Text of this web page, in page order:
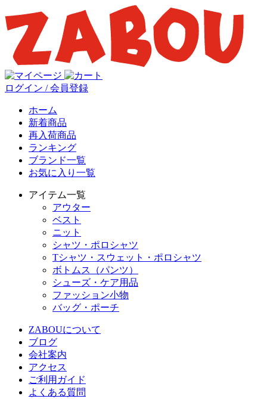
ログイン / 会員登録
ホーム
新着商品
再入荷商品
ランキング
ブランド一覧
お気に入り一覧
アイテム一覧
アウター
ベスト
ニット
シャツ・ポロシャツ
Tシャツ・スウェット・ポロシャツ
ボトムス（パンツ）
シューズ・ケア用品
ファッション小物
バッグ・ポーチ
ZABOUについて
ブログ
会社案内
アクセス
ご利用ガイド
よくある質問